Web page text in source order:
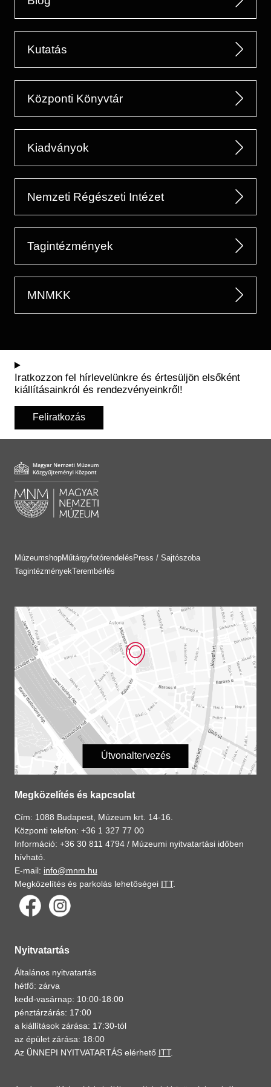
Kutatás
Központi Könyvtár
Kiadványok
Nemzeti Régészeti Intézet
Tagintézmények
MNMKK
Iratkozzon fel hírlevelünkre és értesüljön elsőként
kiállításainkról és rendezvényeinkről!
Feliratkozás
MúzeumshopMűtárgyfotórendelés Press / Sajtószoba
TagintézményekTerembérlés
Útvonaltervezés
Megközelítés és kapcsolat
Cím: 1088 Budapest, Múzeum krt. 14-16.
Központi telefon: +36 1 327 77 00
Információ: +36 30 811 4794 / Múzeumi nyitvatartási időben
hívható.
E-mail: info@mnm.hu
Megközelítés és parkolás lehetőségei ITT.
Nyitvatartás
Általános nyitvatartás
hétfő: zárva
kedd-vasárnap: 10:00-18:00
pénztárzárás: 17:00
a kiállítások zárása: 17:30-tól
az épület zárása: 18:00
Az ÜNNEPI NYITVATARTÁS elérhető ITT.